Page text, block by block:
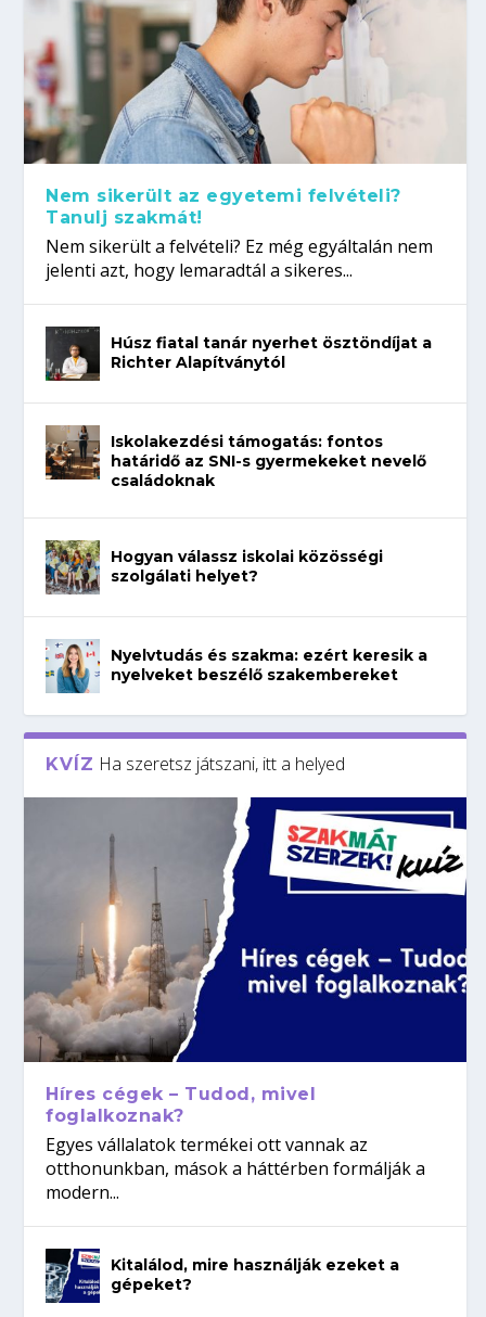
Nem sikerült az egyetemi felvételi?
Tanulj szakmát!
Nem sikerült a felvételi? Ez még egyáltalán nem
jelenti azt, hogy lemaradtál a sikeres...
Húsz fiatal tanár nyerhet ösztöndíjat a
Richter Alapítványtól
Iskolakezdési támogatás: fontos
határidő az SNI-s gyermekeket nevelő
családoknak
Hogyan válassz iskolai közösségi
szolgálati helyet?
Nyelvtudás és szakma: ezért keresik a
nyelveket beszélő szakembereket
KVÍZ Ha szeretsz játszani, itt a helyed
Híres cégek – Tudod, mivel
foglalkoznak?
Egyes vállalatok termékei ott vannak az
otthonunkban, mások a háttérben formálják a
modern...
Kitalálod, mire használják ezeket a
gépeket?